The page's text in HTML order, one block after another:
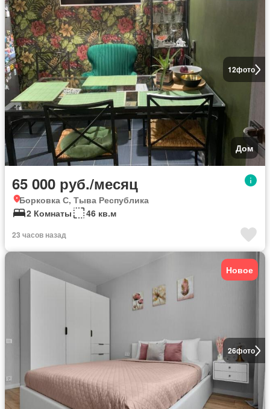
12фото
Дом
65 000 руб./месяц
Борковка С, Тыва Республика
2 Комнаты
46 кв.м
23 часов назад
26фото
Новое